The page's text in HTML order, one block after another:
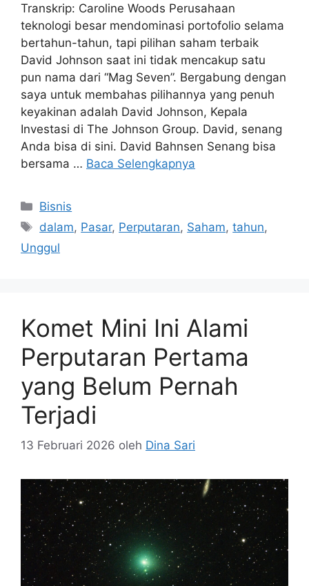
Transkrip: Caroline Woods Perusahaan
teknologi besar mendominasi portofolio selama
bertahun-tahun, tapi pilihan saham terbaik
David Johnson saat ini tidak mencakup satu
pun nama dari “Mag Seven”. Bergabung dengan
saya untuk membahas pilihannya yang penuh
keyakinan adalah David Johnson, Kepala
Investasi di The Johnson Group. David, senang
Anda bisa di sini. David Bahnsen Senang bisa
bersama … Baca Selengkapnya
Kategori
Bisnis
Tag
dalam, Pasar, Perputaran, Saham,tahun,
Unggul
Komet Mini Ini Alami
Perputaran Pertama
yang Belum Pernah
Terjadi
13 Februari 2026 oleh Dina Sari